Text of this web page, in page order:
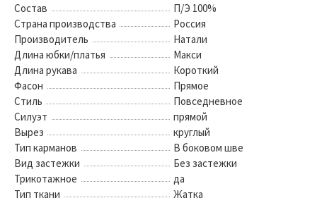
Состав
П/Э 100%
Страна производства
Россия
Производитель
Натали
Длина юбки/платья
Макси
Длина рукава
Короткий
Фасон
Прямое
Стиль
Повседневное
Силуэт
прямой
Вырез
круглый
Тип карманов
В боковом шве
Вид застежки
Без застежки
Трикотажное
да
Тип ткани
Жатка